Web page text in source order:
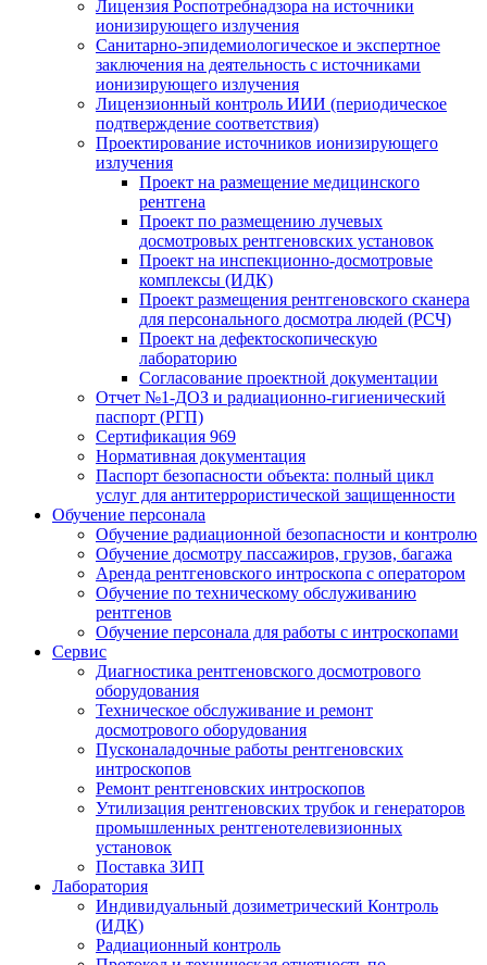
Лицензия Роспотребнадзора на источники
ионизирующего излучения
Санитарно-эпидемиологическое и экспертное
заключения на деятельность с источниками
ионизирующего излучения
Лицензионный контроль ИИИ (периодическое
подтверждение соответствия)
Проектирование источников ионизирующего
излучения
Проект на размещение медицинского
рентгена
Проект по размещению лучевых
досмотровых рентгеновских установок
Проект на инспекционно-досмотровые
комплексы (ИДК)
Проект размещения рентгеновского сканера
для персонального досмотра людей (РСЧ)
Проект на дефектоскопическую
лабораторию
Согласование проектной документации
Отчет №1-ДОЗ и радиационно-гигиенический
паспорт (РГП)
Сертификация 969
Нормативная документация
Паспорт безопасности объекта: полный цикл
услуг для антитеррористической защищенности
Обучение персонала
Обучение радиационной безопасности и контролю
Обучение досмотру пассажиров, грузов, багажа
Аренда рентгеновского интроскопа с оператором
Обучение по техническому обслуживанию
рентгенов
Обучение персонала для работы с интроскопами
Сервис
Диагностика рентгеновского досмотрового
оборудования
Техническое обслуживание и ремонт
досмотрового оборудования
Пусконаладочные работы рентгеновских
интроскопов
Ремонт рентгеновских интроскопов
Утилизация рентгеновских трубок и генераторов
промышленных рентгенотелевизионных
установок
Поставка ЗИП
Лаборатория
Индивидуальный дозиметрический Контроль
(ИДК)
Радиационный контроль